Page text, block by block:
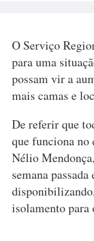
O Serviço
para uma
possam vir a
mais camas e
De referir que
que funciona
Nélio
semana
isolamento para